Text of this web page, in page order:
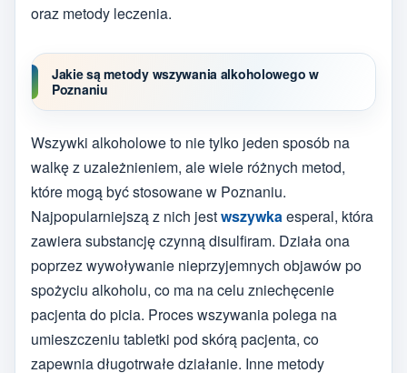
oraz metody leczenia.
Jakie są metody wszywania alkoholowego w
Poznaniu
Wszywki alkoholowe to nie tylko jeden sposób na
walkę z uzależnieniem, ale wiele różnych metod,
które mogą być stosowane w Poznaniu.
Najpopularniejszą z nich jestwszywkaesperal, która
zawiera substancję czynną disulfiram. Działa ona
poprzez wywoływanie nieprzyjemnych objawów po
spożyciu alkoholu, co ma na celu zniechęcenie
pacjenta do picia. Proces wszywania polega na
umieszczeniu tabletki pod skórą pacjenta, co
zapewnia długotrwałe działanie. Inne metody